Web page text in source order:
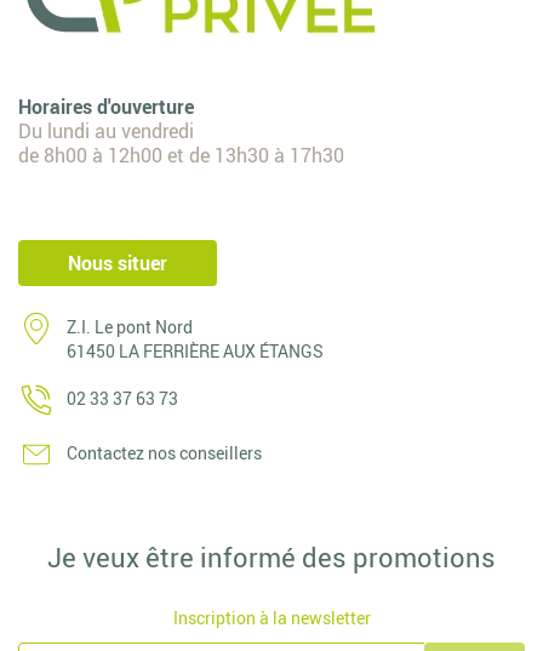
Horaires d'ouverture
Du lundi au vendredi
de 8h00 à 12h00 et de 13h30 à 17h30
Nous situer
Z.I. Le pont Nord
61450 LA FERRIÈRE AUX ÉTANGS
02 33 37 63 73
Contactez nos conseillers
Je veux être informé des promotions
Inscription à la newsletter